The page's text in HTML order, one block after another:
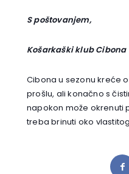
S poštovanjem,
Košarkaški klub Cibona
Cibona u sezonu kreće
prošlu, ali konačno s
napokon može okrenuti
treba brinuti oko